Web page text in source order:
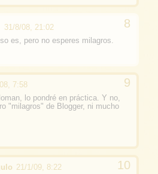
31/8/08, 21:02
es, pero no esperes milagros.
7:58
lo pondré en práctica. Y no,
"milagros" de Blogger, ni mucho
21/1/09, 8:22